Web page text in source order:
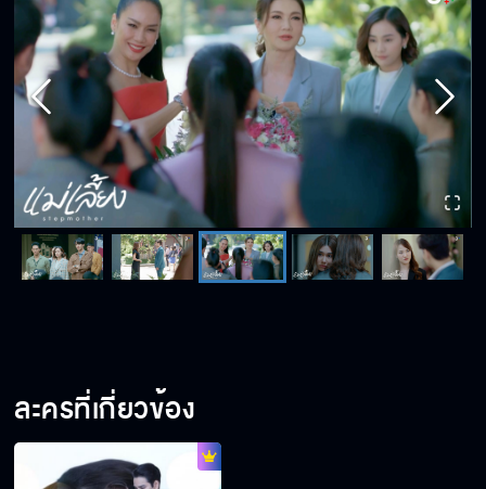
ละครที่เกี่ยวข้อง